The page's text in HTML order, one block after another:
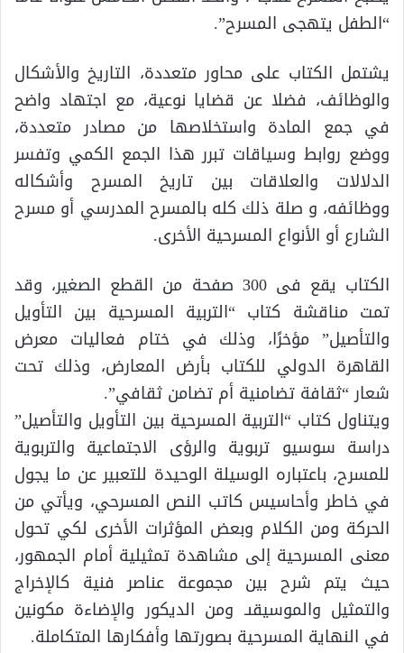
“الطفل يتهجى المسرح”.
يشتمل الكتاب على محاور متعددة، التاريخ والأشكال
والوظائف، فضلا عن قضايا نوعية، مع اجتهاد واضح
في جمع المادة واستخلاصها من مصادر متعددة،
ووضع روابط وسياقات تبرر هذا الجمع الكمي وتفسر
الدلالات والعلاقات بين تاريخ المسرح وأشكاله
ووظائفه، و صلة ذلك كله بالمسرح المدرسي أو مسرح
الشارع أو الأنواع المسرحية الأخرى.
الكتاب يقع فى 300 صفحة من القطع الصغير، وقد
تمت مناقشة كتاب “التربية المسرحية بين التأويل
والتأصيل” مؤخرًا، وذلك في ختام فعاليات معرض
القاهرة الدولي للكتاب بأرض المعارض، وذلك تحت
شعار “ثقافة تضامنية أم تضامن ثقافي”.
ويتناول كتاب “التربية المسرحية بين التأويل والتأصيل”
دراسة سوسيو تربوية والرؤى الاجتماعية والتربوية
للمسرح، باعتباره الوسيلة الوحيدة للتعبير عن ما يجول
في خاطر وأحاسيس كاتب النص المسرحي، ويأتي من
الحركة ومن الكلام وبعض المؤثرات الأخرى لكي تحول
معنى المسرحية إلى مشاهدة تمثيلية أمام الجمهور،
حيث يتم شرح بين مجموعة عناصر فنية كالإخراج
والتمثيل والموسيقىـ ومن الديكور والإضاءة مكونين
في النهاية المسرحية بصورتها وأفكارها المتكاملة.